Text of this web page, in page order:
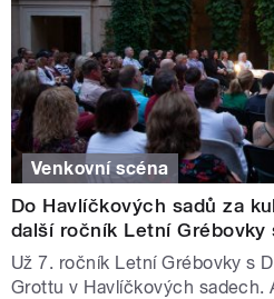
Venkovní scéna
Do Havlíčkových sadů za
další ročník Letní Grébovky
Už 7. ročník Letní Grébovky s
Grottu v Havlíčkových sadech.